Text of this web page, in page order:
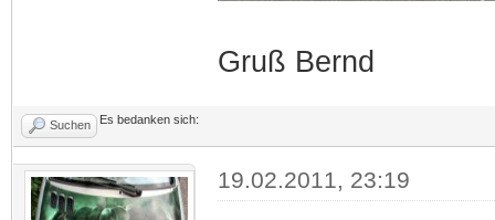
Gruß Bernd
Suchen Es bedanken sich:
19.02.2011, 23:19